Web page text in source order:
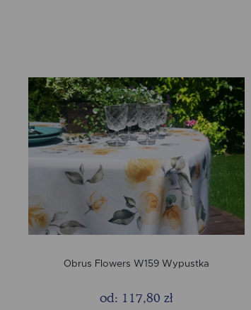
Obrus Flowers W159 Wypustka
od: 117,80 zł